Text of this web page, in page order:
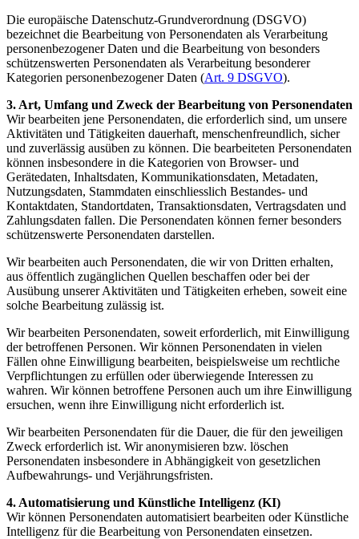
Die europäische Datenschutz-Grundverordnung (DSGVO)
bezeichnet die Bearbeitung von Personendaten als Verarbeitung
personenbezogener Daten und die Bearbeitung von besonders
schützenswerten Personendaten als Verarbeitung besonderer
Kategorien personenbezogener Daten (Art. 9 DSGVO).
3. Art, Umfang und Zweck der Bearbeitung von Personendaten
Wir bearbeiten jene Personendaten, die erforderlich sind, um unsere
Aktivitäten und Tätigkeiten dauerhaft, menschenfreundlich, sicher
und zuverlässig ausüben zu können. Die bearbeiteten Personendaten
können insbesondere in die Kategorien von Browser- und
Gerätedaten, Inhaltsdaten, Kommunikationsdaten, Metadaten,
Nutzungsdaten, Stammdaten einschliesslich Bestandes- und
Kontaktdaten, Standortdaten, Transaktionsdaten, Vertragsdaten und
Zahlungsdaten fallen. Die Personendaten können ferner besonders
schützenswerte Personendaten darstellen.
Wir bearbeiten auch Personendaten, die wir von Dritten erhalten,
aus öffentlich zugänglichen Quellen beschaffen oder bei der
Ausübung unserer Aktivitäten und Tätigkeiten erheben, soweit eine
solche Bearbeitung zulässig ist.
Wir bearbeiten Personendaten, soweit erforderlich, mit Einwilligung
der betroffenen Personen. Wir können Personendaten in vielen
Fällen ohne Einwilligung bearbeiten, beispielsweise um rechtliche
Verpflichtungen zu erfüllen oder überwiegende Interessen zu
wahren. Wir können betroffene Personen auch um ihre Einwilligung
ersuchen, wenn ihre Einwilligung nicht erforderlich ist.
Wir bearbeiten Personendaten für die Dauer, die für den jeweiligen
Zweck erforderlich ist. Wir anonymisieren bzw. löschen
Personendaten insbesondere in Abhängigkeit von gesetzlichen
Aufbewahrungs- und Verjährungsfristen.
4. Automatisierung und Künstliche Intelligenz (KI)
Wir können Personendaten automatisiert bearbeiten oder Künstliche
Intelligenz für die Bearbeitung von Personendaten einsetzen.